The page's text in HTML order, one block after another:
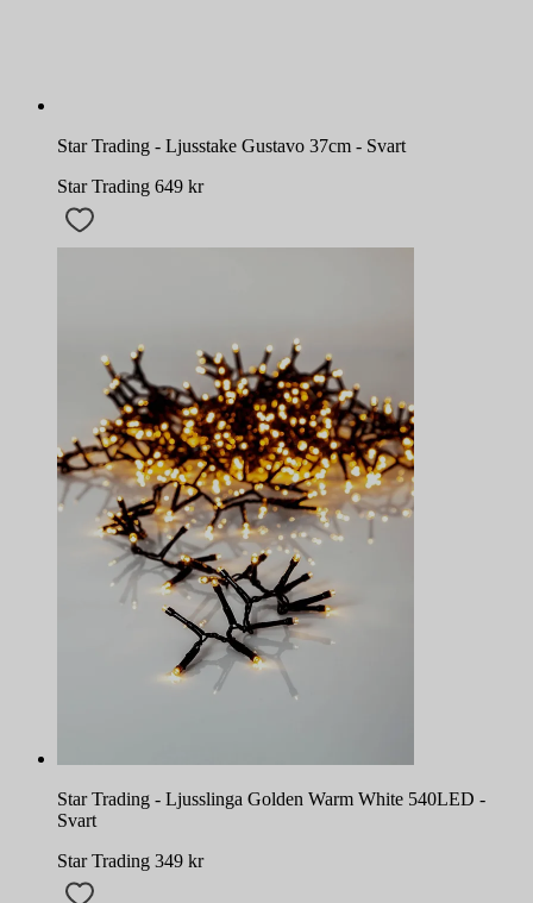
Star Trading - Ljusstake Gustavo 37cm - Svart
Star Trading 649 kr
Star Trading - Ljusslinga Golden Warm White 540LED -
Svart
Star Trading 349 kr